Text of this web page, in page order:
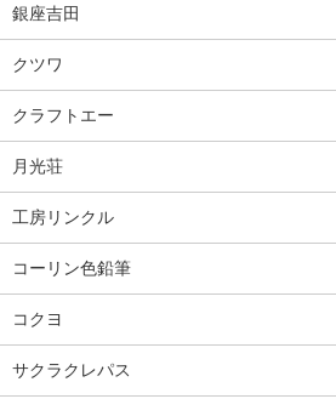
銀座吉田
クツワ
クラフトエー
月光荘
工房リンクル
コーリン色鉛筆
コクヨ
サクラクレパス